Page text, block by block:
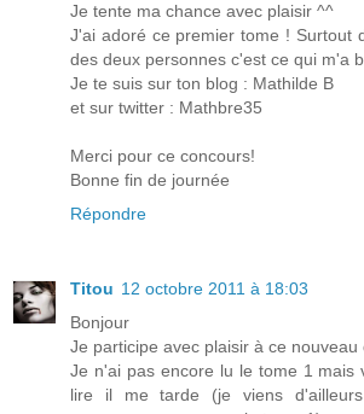
Je tente ma chance avec plaisir ^^
J'ai adoré ce premier tome ! Surtout
des deux personnes c'est ce qui m'a
Je te suis sur ton blog : Mathilde B
et sur twitter : Mathbre35
Merci pour ce concours!
Bonne fin de journée
Répondre
Titou 12 octobre 2011 à 18:03
Bonjour
Je participe avec plaisir à ce nouveau
Je n'ai pas encore lu le tome 1 mais
lire il me tarde (je viens